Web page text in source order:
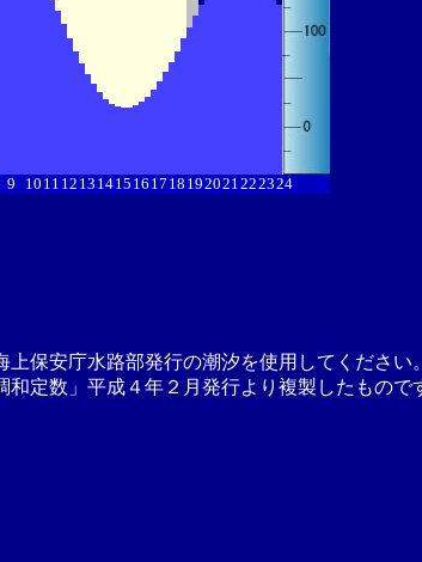
9 10 11 12 13 1415 16 17 18 192021222324
保安庁水路部発行の潮汐を使用してください。
定数」平成４年２月発行より複製したもので